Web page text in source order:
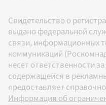
Свидетельство о
выдано федеральной
связи, информационных
коммуникаций
несет ответственности
содержащейся в
предоставляет
Информация об